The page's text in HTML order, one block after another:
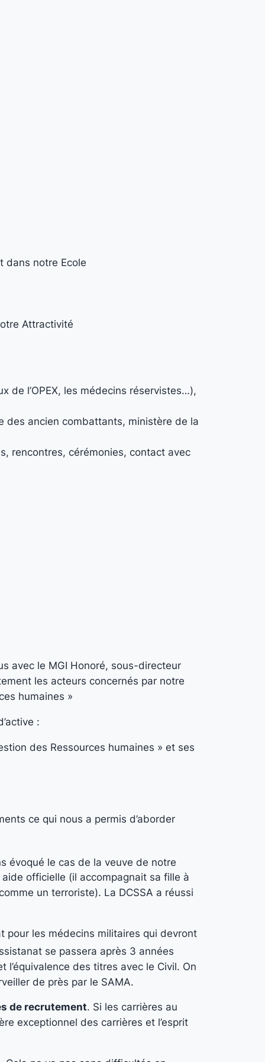
dans notre Ecole
Attractivité
de l’OPEX, les médecins réservistes…),
des ancien combattants, ministère de la
rencontres, cérémonies, contact avec
avec le MGI Honoré, sous-directeur
les acteurs concernés par notre
humaines »
:
des Ressources humaines » et ses
ce qui nous a permis d’aborder
évoqué le cas de la veuve de notre
officielle (il accompagnait sa fille à
un terroriste). La DCSSA a réussi
pour les médecins militaires qui devront
se passera après 3 années
l’équivalence des titres avec le Civil. On
de près par le SAMA.
de recrutement. Si les carrières au
exceptionnel des carrières et l’esprit